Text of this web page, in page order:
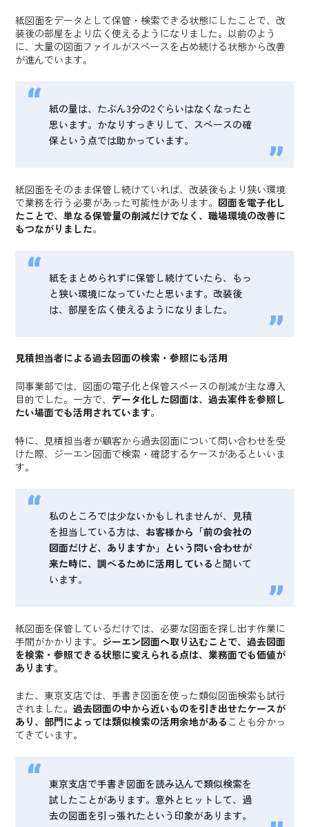
紙図面をデータとして保管・検索できる状態にしたことで、改
装後の部屋をより広く使えるようになりました。以前のよう
に、大量の図面ファイルがスペースを占め続ける状態から改善
が進んでいます。
紙の量は、たぶん3分の2ぐらいはなくなったと
思います。かなりすっきりして、スペースの確
保という点では助かっています。
紙図面をそのまま保管し続けていれば、改装後もより狭い環境
で業務を行う必要があった可能性があります。 図面を電子化し
たことで、単なる保管量の削減だけでなく、職場環境の改善に
もつながりました。
紙をまとめられずに保管し続けていたら、もっ
と狭い環境になっていたと思います。改装後
は、部屋を広く使えるようになりました。
見積担当者による過去図面の検索・参照にも活用
同事業部では、図面の電子化と保管スペースの削減が主な導入
目的でした。一方で、 データ化した図面は、過去案件を参照し
たい場面でも活用されています。
特に、見積担当者が顧客から過去図面について問い合わせを受
けた際、ジーエン図面で検索・確認するケースがあるといいま
す。
私のところでは少ないかもしれませんが、見積
を担当している方は、お客様から「前の会社の
図面だけど、ありますか」という問い合わせが
来た時に、調べるために活用している と聞いて
います。
紙図面を保管しているだけでは、必要な図面を探し出す作業に
手間がかかります。 ジーエン図面へ取り込むことで、過去図面
を検索・参照できる状態に変えられる点は、業務面でも価値が
あります。
また、東京支店では、手書き図面を使った類似図面検索も試行
されました。過去図面の中から近いものを引き出せたケースが
あり、部門によっては類似検索の活用余地がある ことも分かっ
てきています。
東京支店で手書き図面を読み込んで類似検索を
試したことがあります。意外とヒットして、過
去の図面を引っ張れたという印象があります。